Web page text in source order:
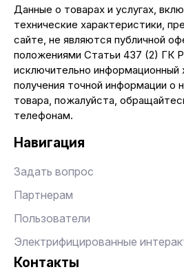
Данные о товарах и услугах,
технические характеристики,
сайте, не являются публичной
положениями Статьи 437 (2) ГК
исключительно информационный
получения точной информации о
товара, пожалуйста,
телефонам.
Навигация
Задать вопрос
Партнерам
Пользователи
Электрифицированные
Контакты